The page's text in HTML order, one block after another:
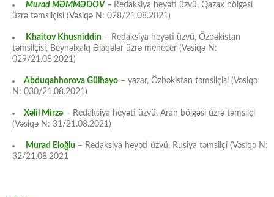
Murad MƏMMƏDOV – Redaksiya heyəti üzvü, Qazax bölgəsi
üzrə təmsilçisi (Vəsiqə N: 028/21.08.2021)
Khaitov Khusniddin – Redaksiya heyəti üzvü, Özbəkistan
təmsilçisi, Beynəlxalq Əlaqələr üzrə menecer (Vəsiqə N:
029/21.08.2021)
Abduqahhorova Gülhayo – yazar, Özbəkistan təmsilçisi (Vəsiqə
N: 030/21.08.2021)
Xəlil Mirzə – Redaksiya heyəti üzvü, Aran bölgəsi üzrə təmsilçi
(Vəsiqə N: 31/21.08.2021)
Murad Eloğlu – Redaksiya heyəti üzvü, Rusiya təmsilçi (Vəsiqə N:
32/21.08.2021